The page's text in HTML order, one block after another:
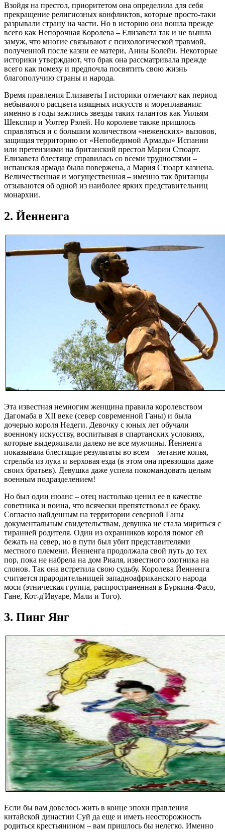
Взойдя на престол, приоритетом она определила для себя
прекращение религиозных конфликтов, которые просто-таки
разрывали страну на части. Но в историю она вошла прежде
всего как Непорочная Королева – Елизавета так и не вышла
замуж, что многие связывают с психологической травмой,
полученной после казни ее матери, Анны Болейн. Некоторые
историки утверждают, что брак она рассматривала прежде
всего как помеху и предпочла посвятить свою жизнь
благополучию страны и народа.
Время правления Eлизаветы І историки отмечают как период
небывалого расцвета изящных искусств и мореплавания:
именно в годы зажглись звезды таких талантов как Уильям
Шекспир и Уолтер Рэлей. Но королеве также пришлось
справляться и с большим количеством «неженских» вызовов,
защищая территорию от «Непобедимой Армады» Испании
или претензиями на британский престол Марии Стюарт.
Елизавета блестяще справилась со всеми трудностями –
испанская армада была повержена, а Мария Стюарт казнена.
Величественная и могущественная – именно так британцы
отзываются об одной из наиболее ярких представительниц
монархии.
2. Йенненга
Эта известная немногим женщина правила королевством
Дагомаба в ХІІ веке (север современной Ганы) и была
дочерью короля Недеги. Девочку с юных лет обучали
военному искусству, воспитывая в спартанских условиях,
которые выдерживали далеко не все мужчины. Йенненга
показывала блестящие результаты во всем – метание копья,
стрельба из лука и верховая езда (в этом она превзошла даже
своих братьев). Девушка даже успела покомандовать целым
военным подразделением!
Но был один нюанс – отец настолько ценил ее в качестве
советника и воина, что всячески препятствовал ее браку.
Согласно найденным на территории северной Ганы
документальным свидетельствам, девушка не стала мириться с
тиранией родителя. Один из охранников короля помог ей
бежать на север, но в пути был убит представителями
местного племени. Йенненга продолжала свой путь до тех
пор, пока не набрела на дом Риаля, известного охотника на
слонов. Так она встретила свою судьбу. Королева Йенненга
считается прародительницей западноафриканского народа
моси (этническая группа, распространенная в Буркина-Фасо,
Гане, Кот-д'Ивуаре, Мали и Того).
3. Пинг Янг
Если бы вам довелось жить в конце эпохи правления
китайской династии Суй да еще и иметь неосторожность
родиться крестьянином – вам пришлось бы нелегко. Именно